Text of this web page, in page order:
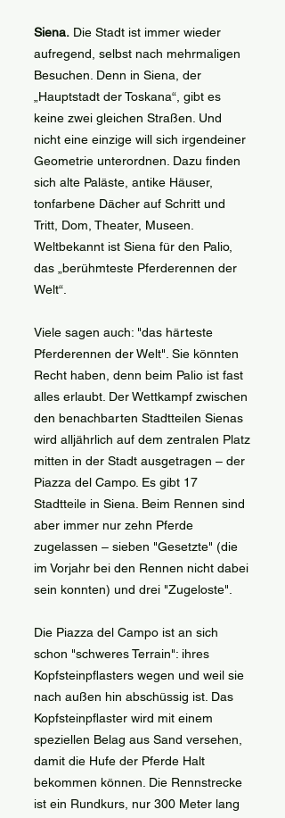
Siena. Die Stadt ist immer wieder
aufregend, selbst nach mehrmaligen
Besuchen. Denn in Siena, der
„Hauptstadt der Toskana“, gibt es
keine zwei gleichen Straßen. Und
nicht eine einzige will sich irgendeiner
Geometrie unterordnen. Dazu finden
sich alte Paläste, antike Häuser,
tonfarbene Dächer auf Schritt und
Tritt, Dom, Theater, Museen.
Weltbekannt ist Siena für den Palio,
das „berühmteste Pferderennen der
Welt“.
Viele sagen auch: "das härteste
Pferderennen der Welt". Sie könnten
Recht haben, denn beim Palio ist fast
alles erlaubt. Der Wettkampf zwischen
den benachbarten Stadtteilen Sienas
wird alljährlich auf dem zentralen Platz
mitten in der Stadt ausgetragen – der
Piazza del Campo. Es gibt 17
Stadtteile in Siena. Beim Rennen sind
aber immer nur zehn Pferde
zugelassen – sieben "Gesetzte" (die
im Vorjahr bei den Rennen nicht dabei
sein konnten) und drei "Zugeloste".
Die Piazza del Campo ist an sich
schon "schweres Terrain": ihres
Kopfsteinpflasters wegen und weil sie
nach außen hin abschüssig ist. Das
Kopfsteinpflaster wird mit einem
speziellen Belag aus Sand versehen,
damit die Hufe der Pferde Halt
bekommen können. Die Rennstrecke
ist ein Rundkurs, nur 300 Meter lang